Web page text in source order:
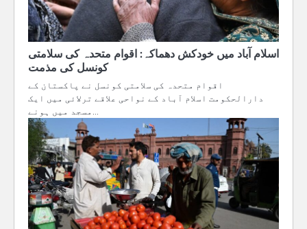
اسلام آباد میں خودکش دھماکہ: اقوام متحدہ کی سلامتی
کونسل کی مذمت
اقوام متحدہ کی سلامتی کونسل نے پاکستان کے
دارالحکومت اسلام آباد کے نواحی علاقے ترلائی میں ایک
مسجد میں ہونے…